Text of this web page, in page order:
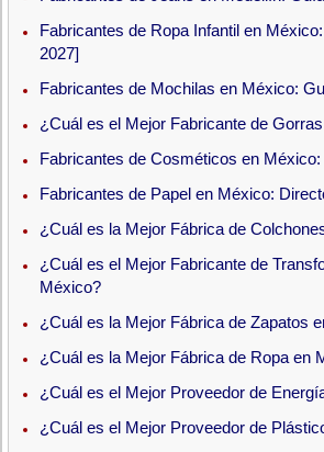
Fabricantes de Ropa Infantil en
2027]
Fabricantes de Mochilas en México:
¿Cuál es el Mejor Fabricante de
Fabricantes de Cosméticos en
Fabricantes de Papel en México:
¿Cuál es la Mejor Fábrica de
¿Cuál es el Mejor Fabricante de
México?
¿Cuál es la Mejor Fábrica de Zapatos
¿Cuál es la Mejor Fábrica de Ropa en
¿Cuál es el Mejor Proveedor de
¿Cuál es el Mejor Proveedor de